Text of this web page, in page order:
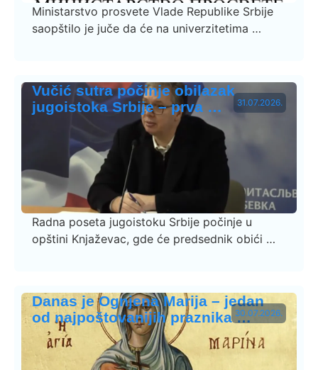
Ministarstvo prosvete Vlade Republike Srbije
saopštilo je juče da će na univerzitetima …
31.07.2026.
Vučić sutra počinje obilazak
jugoistoka Srbije – prva …
Radna poseta jugoistoku Srbije počinje u
opštini Knjaževac, gde će predsednik obići …
30.07.2026.
Danas je Ognjena Marija – jedan
od najpoštovanijih praznika …